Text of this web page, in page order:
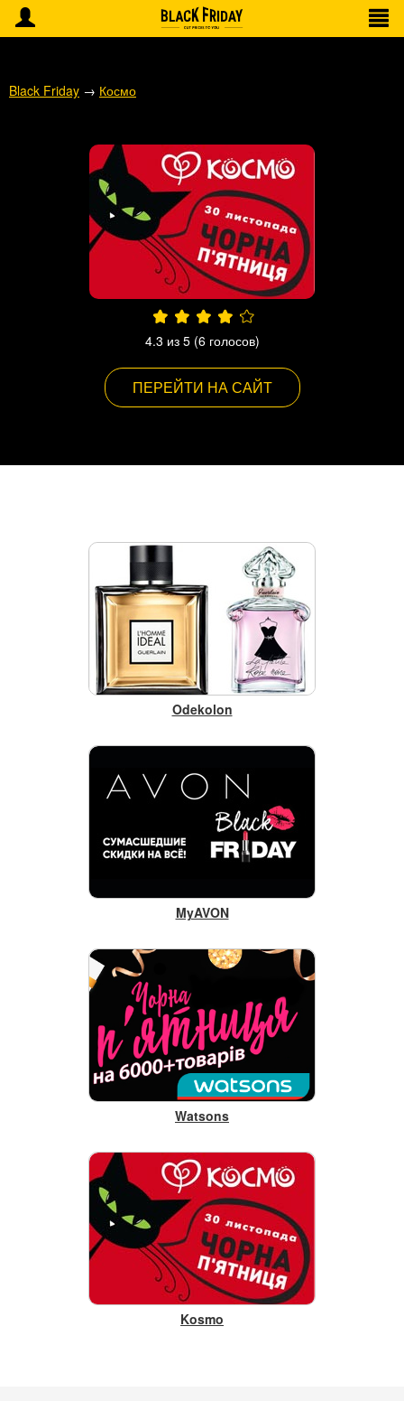
Black Friday → Космо
4.3 из 5 (6голосов)
ПЕРЕЙТИ НА САЙТ
Odekolon
MyAVON
Watsons
Kosmo